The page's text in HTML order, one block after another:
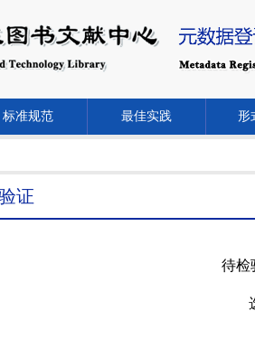
标准规范 最佳实践 形
证
待检